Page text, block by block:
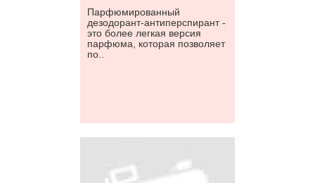
Парфюмированный
дезодорант-антиперспирант -
это более легкая версия
парфюма, которая позволяет
по..